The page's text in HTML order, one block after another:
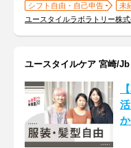
シフト自由・自己申告
未
ユースタイルラボラトリー株
ユースタイルケア 宮崎/Jb